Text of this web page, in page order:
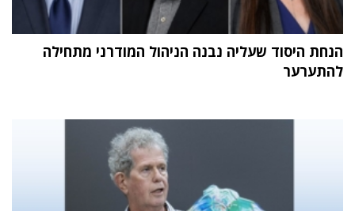
הנחת היסוד שעליה נבנה הניהול המודרני מתחילה
להתערער